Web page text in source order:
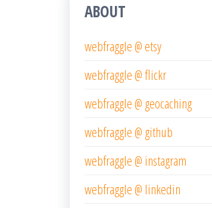
ABOUT
webfraggle @ etsy
webfraggle @ flickr
webfraggle @ geocaching
webfraggle @ github
webfraggle @ instagram
webfraggle @ linkedin